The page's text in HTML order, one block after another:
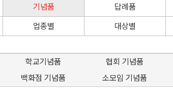
기념품 답례품
업종별 대상별
학교기념품 협회 기념품
백화점 기념품 소모임 기념품